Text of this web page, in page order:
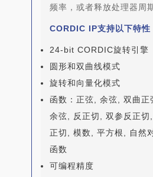
频率，或者释放处理器周
CORDIC IP支持以下特性
24-bit CORDIC旋转引擎
圆形和双曲线模式
旋转和向量化模式
函数：正弦, 余弦, 双曲正
余弦, 反正切, 双参反正切
正切, 模数, 平方根, 自然
函数
可编程精度